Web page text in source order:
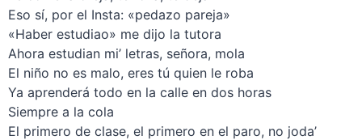
Eso sí, por el Insta: «pedazo pareja»
«Haber estudiao» me dijo la tutora
Ahora estudian mi’ letras, señora, mola
El niño no es malo, eres tú quien le roba
Ya aprenderá todo en la calle en dos horas
Siempre a la cola
El primero de clase, el primero en el paro, no joda’